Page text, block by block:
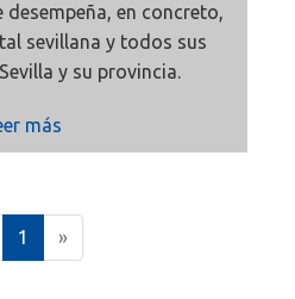
en concreto,
sevillana y todos sus
y su provincia.
más
1
c
»